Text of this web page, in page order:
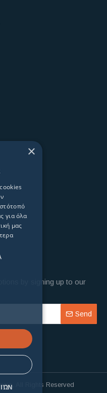
by signing up to our
Send
All Rights Reserved
×
για όλα
μας